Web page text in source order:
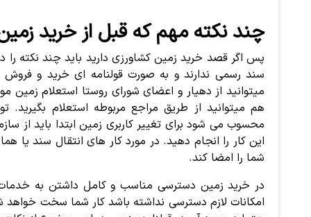
چند نکته مهم که قبل از خرید
پس اگر قصد خرید زمین کشاورزی دارید باید چند نکته
سند رسمی ندارند و به صورت قولنامه ای خرید و
میتوانید از دهیار و اعضای شورای روستا استعلام زمین
هم میتوانید از طریق مراجع مربوطه استعلام
محسوب می شود برای تغییر کاربری زمین ابتدا باید از
این کار را انجام دهید. در مورد کار های انتقال سند یا
شما را امضا کند.
در خرید زمین دسترسی مناسب و کامل داشتن به خدمات
امکانات لازم دسترسی نداشته باشد کار شما سخت خواهد